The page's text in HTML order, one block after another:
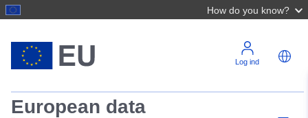
How do you know?
Log ind
European data